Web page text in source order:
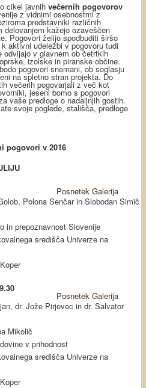
cikel javnihvečernih pogovorov
z vidnimi osebnostmi z
predstavniki različnih
kažejo ozaveščen
Pogovori želijo spodbuditi širšo
aktivni udeležbi v pogovoru tudi
odvijajo v glavnem ob četrtkih
izolske in piranske občine.
pogovori snemani, ob soglasju
na spletno stran projekta. Do
večerih pogovarjali z več kot
jeseni bomo s pogovori
vaše predloge o nadaljnjih gostih.
svoje poglede, stališča, predloge
pogovori v 2016
Posnetek Galerija
Polona Senčar in Slobodan Simič
in prepoznavnost Slovenije
središča Univerze na
Posnetek Galerija
dr. Jože Pirjevec in dr. Salvator
Mikolič
v prihodnost
središča Univerze na